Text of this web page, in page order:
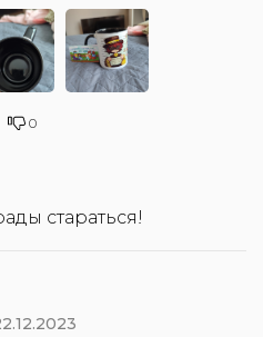
0
стараться!